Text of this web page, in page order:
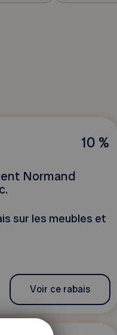
10 %
Normand
sur les meubles et
Voir ce rabais